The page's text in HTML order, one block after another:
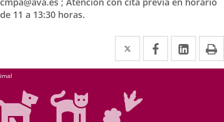
de 11 a 13:30 horas.
Twitter
Enlace
a
aplicación
externa.
Facebook
Enlace
a
Enlace
a